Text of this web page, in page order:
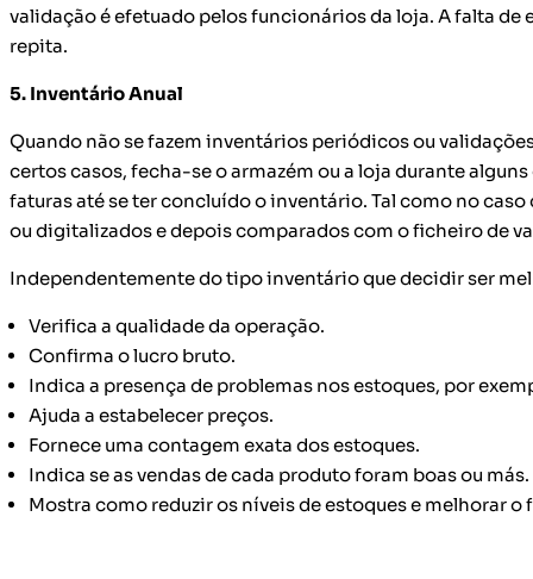
validação é efetuado pelos funcionários da loja. A falta de
repita.
5. Inventário Anual
Quando não se fazem inventários periódicos ou
certos casos, fecha-se o armazém ou a loja durante
faturas até se ter concluído o inventário. Tal como no
ou digitalizados e depois comparados com o ficheiro de
Independentemente do tipo inventário que decidir ser
Verifica a qualidade da operação.
Confirma o lucro bruto.
Indica a presença de problemas nos estoques, por
Ajuda a estabelecer preços.
Fornece uma contagem exata dos estoques.
Indica se as vendas de cada produto foram boas ou más.
Mostra como reduzir os níveis de estoques e melhorar o